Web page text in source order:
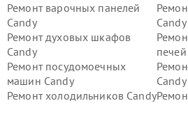
Ремонт варочных панелей
Candy
Candy
Ремонт духовых шкафов
Candy
Ремонт посудомоечных
машин Candy
Candy
Ремонт холодильников Candy